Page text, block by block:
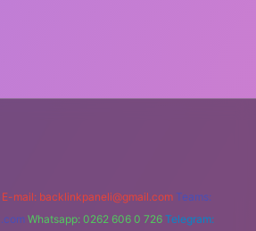
E-mail: backlinkpaneli@gmail.com Teams:
Whatsapp: 0262 606 0 726 Telegram: